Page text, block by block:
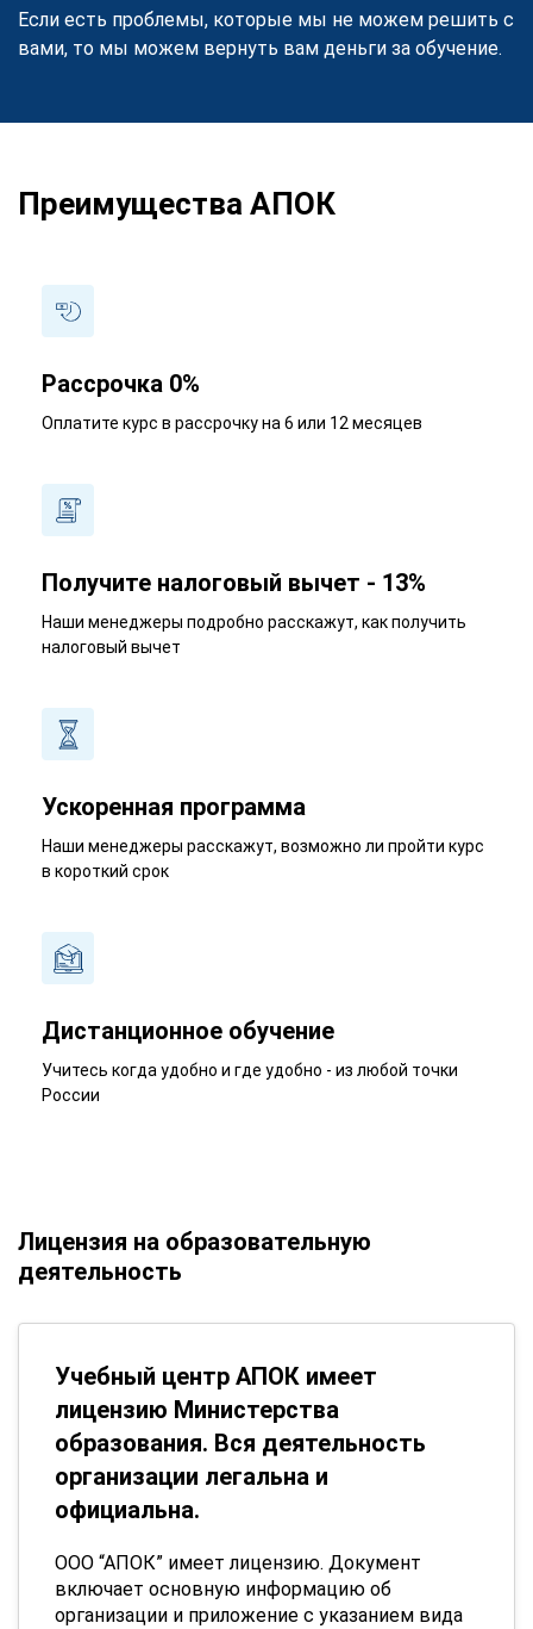
Если есть проблемы, которые мы не можем решить с
вами, то мы можем вернуть вам деньги за обучение.
Преимущества АПОК
Рассрочка 0%
Оплатите курс в рассрочку на 6 или 12 месяцев
Получите налоговый вычет - 13%
Наши менеджеры подробно расскажут, как получить
налоговый вычет
Ускоренная программа
Наши менеджеры расскажут, возможно ли пройти курс
в короткий срок
Дистанционное обучение
Учитесь когда удобно и где удобно - из любой точки
России
Лицензия на образовательную
деятельность
Учебный центр АПОК имеет
лицензию Министерства
образования. Вся деятельность
организации легальна и
официальна.
ООО “АПОК” имеет лицензию. Документ
включает основную информацию об
организации и приложение с указанием вида